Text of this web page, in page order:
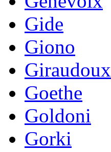
Gide
Giono
Giraudoux
Goethe
Goldoni
Gorki